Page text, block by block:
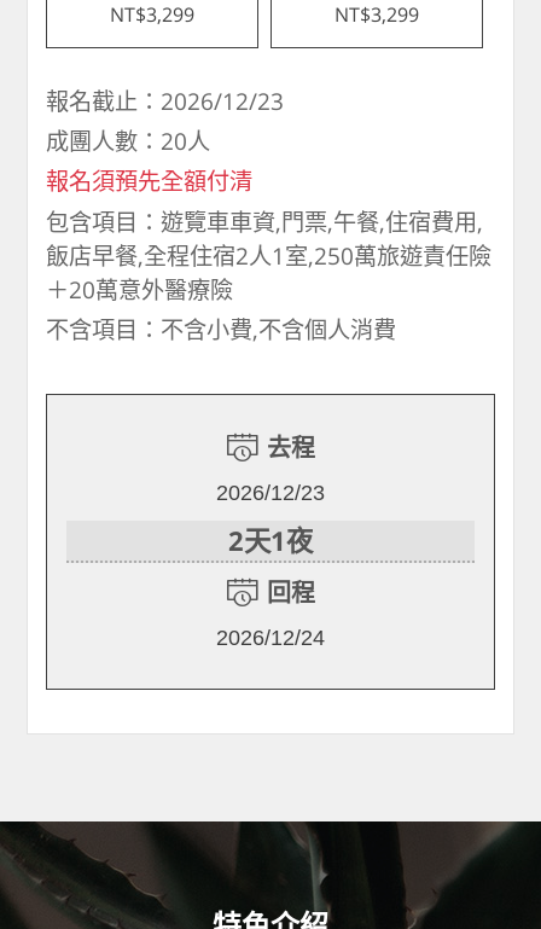
NT$3,299 NT$3,299
報名截止：2026/12/23
成團人數：20人
報名須預先全額付清
包含項目：遊覽車車資,門票,午餐,住宿費用,
飯店早餐,全程住宿2人1室,250萬旅遊責任險
＋20萬意外醫療險
不含項目：不含小費,不含個人消費
去程
2026/12/23
2天1夜
回程
2026/12/24